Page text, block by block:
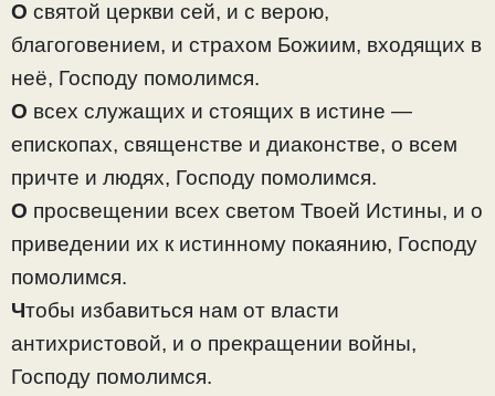
О святой церкви сей, и с верою,
благоговением, и страхом Божиим, входящих в
неё, Господу помолимся.
О всех служащих и стоящих в истине —
епископах, священстве и диаконстве, о всем
причте и людях, Господу помолимся.
О просвещении всех светом Твоей Истины, и о
приведении их к истинному покаянию, Господу
помолимся.
Чтобы избавиться нам от власти
антихристовой, и о прекращении войны,
Господу помолимся.